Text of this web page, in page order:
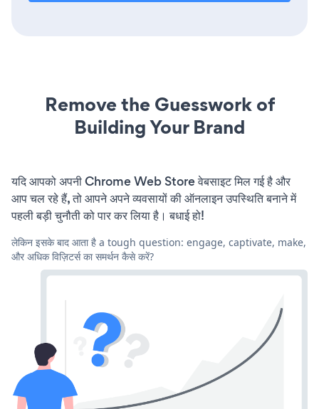
Remove the Guesswork of
Building Your Brand
यदि आपको अपनी Chrome Web Store वेबसाइट मिल गई है और
आप चल रहे हैं, तो आपने अपने व्यवसायों की ऑनलाइन उपस्थिति बनाने में
पहली बड़ी चुनौती को पार कर लिया है। बधाई हो!
लेकिन इसके बाद आता है a tough question: engage, captivate, make,
और अधिक विज़िटर्स का समर्थन कैसे करें?